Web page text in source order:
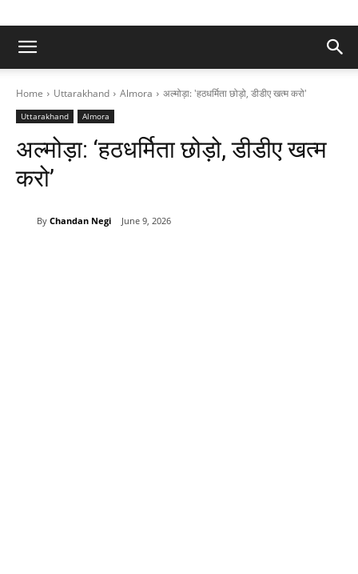
Home Uttarakhand Almora अल्मोड़ा: 'हठधर्मिता छोड़ो, डीडीए खत्म करो'
Uttarakhand Almora
अल्मोड़ा: ‘हठधर्मिता छोड़ो, डीडीए खत्म
करो’
By Chandan Negi June 9, 2026